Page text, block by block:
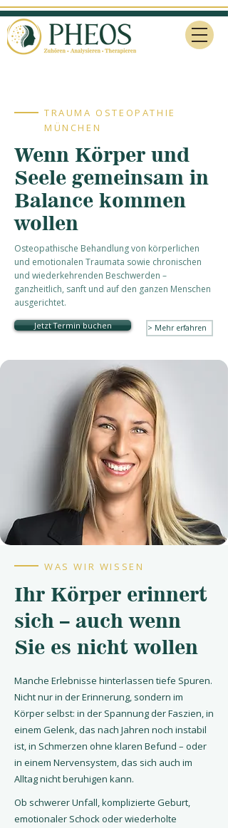
TRAUMA OSTEOPATHIE
MÜNCHEN
Wenn Körper und
Seele gemeinsam in
Balance kommen
wollen
Osteopathische Behandlung von körperlichen
und emotionalen Traumata sowie chronischen
und wiederkehrenden Beschwerden –
ganzheitlich, sanft und auf den ganzen Menschen
ausgerichtet.
Jetzt Termin buchen > Mehr erfahren
WAS WIR WISSEN
Ihr Körper erinnert
sich – auch wenn
Sie es nicht wollen
Manche Erlebnisse hinterlassen tiefe Spuren.
Nicht nur in der Erinnerung, sondern im
Körper selbst: in der Spannung der Faszien, in
einem Gelenk, das nach Jahren noch instabil
ist, in Schmerzen ohne klaren Befund – oder
in einem Nervensystem, das sich auch im
Alltag nicht beruhigen kann.
Ob schwerer Unfall, komplizierte Geburt,
emotionaler Schock oder wiederholte